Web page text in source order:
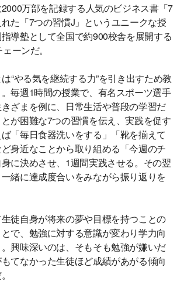
万部を記録する人気のビジネス書「7
た「7つの習慣J」というユニークな授
導塾として全国で約900校舎を展開する
ーンだ。
“やる気を継続する力”を引き出すため教
毎週1時間の授業で、有名スポーツ選手
ざまを例に、日常生活や普段の学習だ
が困難な7つの習慣を伝え、実践を促す
「毎日食器洗いをする」「靴を揃えて
身近なことから取り組める「今週のチ
に決めさせ、1週間実践させる。その翌
緒に達成度合いをみながら振り返りを
徒自身が将来の夢や目標を持つことの
で、勉強に対する意識が変わり学力向
。興味深いのは、そもそも勉強が嫌いだ
てなかった生徒ほど成績があがる傾向